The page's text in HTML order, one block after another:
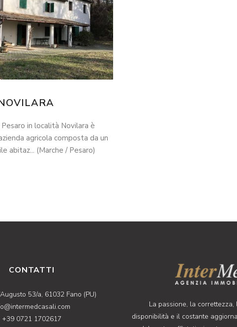
in località Novilara è
agricola composta da un
abitaz... (Marche / Pesaro)
CONTATTI
53/a, 61032 Fano (PU)
+39 0721 1702617
La passione, la
disponibilità e il costante